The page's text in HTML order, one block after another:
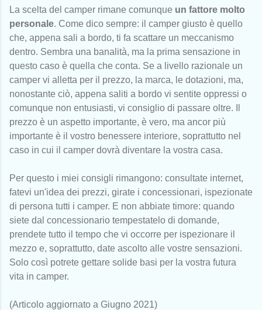
La scelta del camper rimane comunque un fattore molto
personale. Come dico sempre: il camper giusto è quello
che, appena sali a bordo, ti fa scattare un meccanismo
dentro. Sembra una banalità, ma la prima sensazione in
questo caso è quella che conta. Se a livello razionale un
camper vi alletta per il prezzo, la marca, le dotazioni, ma,
nonostante ciò, appena saliti a bordo vi sentite oppressi o
comunque non entusiasti, vi consiglio di passare oltre. Il
prezzo è un aspetto importante, è vero, ma ancor più
importante è il vostro benessere interiore, soprattutto nel
caso in cui il camper dovrà diventare la vostra casa.
Per questo i miei consigli rimangono: consultate internet,
fatevi un'idea dei prezzi, girate i concessionari, ispezionate
di persona tutti i camper. E non abbiate timore: quando
siete dal concessionario tempestatelo di domande,
prendete tutto il tempo che vi occorre per ispezionare il
mezzo e, soprattutto, date ascolto alle vostre sensazioni.
Solo così potrete gettare solide basi per la vostra futura
vita in camper.
(Articolo aggiornato a Giugno 2021)